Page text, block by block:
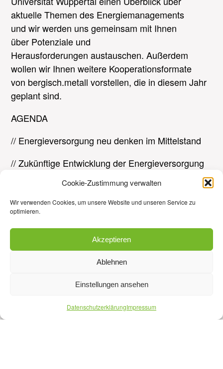
Cookie-Zustimmung verwalten
Wir verwenden Cookies, um unsere Website und unseren Service zu
optimieren.
Akzeptieren
Ablehnen
Einstellungen ansehen
DatenschutzerklärungImpressum
aktuelle Themen des Energiemanagements
undwir werden unsgemeinsam mit Ihnen
über Potenziale und
Herausforderungenaustauschen. Außerdem
wollen wir Ihnen weitere Kooperationsformate
von bergisch.metall vorstellen, die in diesem Jahr
geplant sind.
AGENDA
// Energieversorgung neu denken im Mittelstand
// Zukünftige Entwicklung der Energieversorgung
// Betriebsführung
Sie sind neugierig geworden? Dann melden Sie